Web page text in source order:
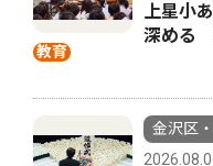
教育
上星小
深める
金沢区